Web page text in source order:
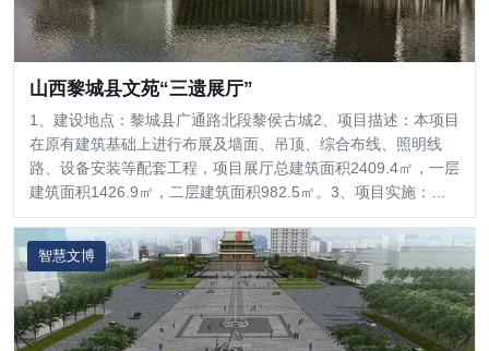
山西黎城县文苑“三遗展厅”
1、建设地点：黎城县广通路北段黎侯古城2、项目描述：本项目
在原有建筑基础上进行布展及墙面、吊顶、综合布线、照明线
路、设备安装等配套工程，项目展厅总建筑面积2409.4㎡，一层
建筑面积1426.9㎡，二层建筑面积982.5㎡。3、项目实施：智
能照明、展厅中控
智慧文博